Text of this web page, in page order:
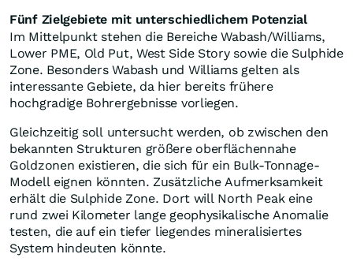
Fünf Zielgebiete mit unterschiedlichem Potenzial
Im Mittelpunkt stehen die Bereiche Wabash/Williams,
Lower PME, Old Put, West Side Story sowie die Sulphide
Zone. Besonders Wabash und Williams gelten als
interessante Gebiete, da hier bereits frühere
hochgradige Bohrergebnisse vorliegen.
Gleichzeitig soll untersucht werden, ob zwischen den
bekannten Strukturen größere oberflächennahe
Goldzonen existieren, die sich für ein Bulk-Tonnage-
Modell eignen könnten. Zusätzliche Aufmerksamkeit
erhält die Sulphide Zone. Dort will North Peak eine
rund zwei Kilometer lange geophysikalische Anomalie
testen, die auf ein tiefer liegendes mineralisiertes
System hindeuten könnte.